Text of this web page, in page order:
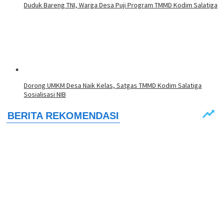
Duduk Bareng TNI, Warga Desa Puji Program TMMD Kodim Salatiga
Dorong UMKM Desa Naik Kelas, Satgas TMMD Kodim Salatiga
Sosialisasi NIB